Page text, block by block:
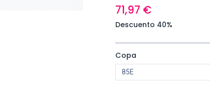
71,97 €
Descuento 40%
Copa